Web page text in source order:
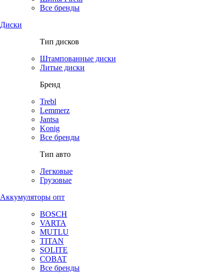
Все бренды
Диски
Тип дисков
Штампованные диски
Литые диски
Бренд
Trebl
Lemmerz
Jantsa
Konig
Все бренды
Тип авто
Легковые
Грузовые
Аккумуляторы опт
BOSCH
VARTA
MUTLU
TITAN
SOLITE
COBAT
Все бренды